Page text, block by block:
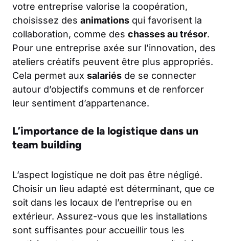
votre entreprise valorise la coopération,
choisissez des animations qui favorisent la
collaboration, comme des chasses au trésor.
Pour une entreprise axée sur l’innovation, des
ateliers créatifs peuvent être plus appropriés.
Cela permet aux salariés de se connecter
autour d’objectifs communs et de renforcer
leur sentiment d’appartenance.
L’importance de la logistique dans un
team building
L’aspect logistique ne doit pas être négligé.
Choisir un lieu adapté est déterminant, que ce
soit dans les locaux de l’entreprise ou en
extérieur. Assurez-vous que les installations
sont suffisantes pour accueillir tous les